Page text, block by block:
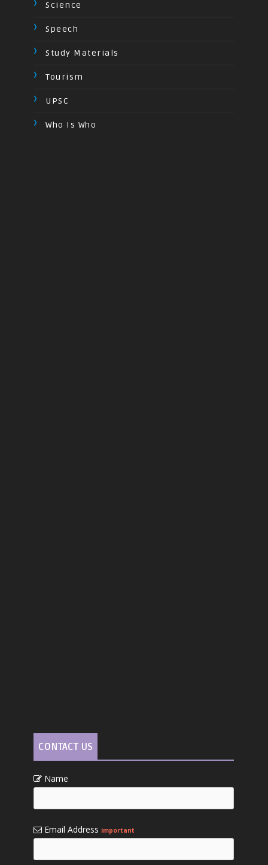
Science
Speech
Study Materials
Tourism
UPSC
Who Is Who
CONTACT US
Name
Email Address important